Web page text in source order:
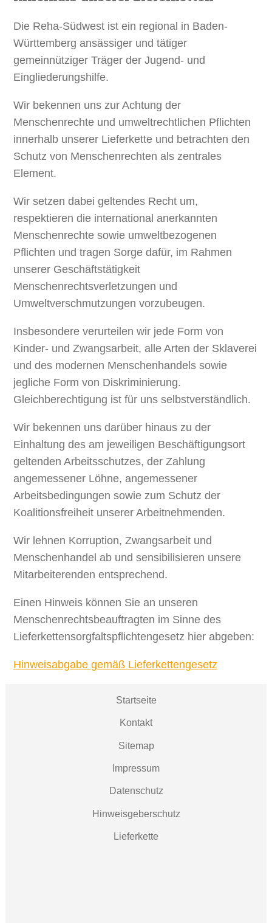
Die Reha-Südwest ist ein regional in Baden-
Württemberg ansässiger und tätiger
gemeinnütziger Träger der Jugend- und
Eingliederungshilfe.
Wir bekennen uns zur Achtung der
Menschenrechte und umweltrechtlichen Pflichten
innerhalb unserer Lieferkette und betrachten den
Schutz von Menschenrechten als zentrales
Element.
Wir setzen dabei geltendes Recht um,
respektieren die international anerkannten
Menschenrechte sowie umweltbezogenen
Pflichten und tragen Sorge dafür, im Rahmen
unserer Geschäftstätigkeit
Menschenrechtsverletzungen und
Umweltverschmutzungen vorzubeugen.
Insbesondere verurteilen wir jede Form von
Kinder- und Zwangsarbeit, alle Arten der Sklaverei
und des modernen Menschenhandels sowie
jegliche Form von Diskriminierung.
Gleichberechtigung ist für uns selbstverständlich.
Wir bekennen uns darüber hinaus zu der
Einhaltung des am jeweiligen Beschäftigungsort
geltenden Arbeitsschutzes, der Zahlung
angemessener Löhne, angemessener
Arbeitsbedingungen sowie zum Schutz der
Koalitionsfreiheit unserer Arbeitnehmenden.
Wir lehnen Korruption, Zwangsarbeit und
Menschenhandel ab und sensibilisieren unsere
Mitarbeiterenden entsprechend.
Einen Hinweis können Sie an unseren
Menschenrechtsbeauftragten im Sinne des
Lieferkettensorgfaltspflichtengesetz hier abgeben:
Hinweisabgabe gemäß Lieferkettengesetz
Startseite
Kontakt
Sitemap
Impressum
Datenschutz
Hinweisgeberschutz
Lieferkette